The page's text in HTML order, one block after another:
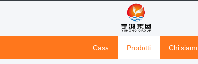
Casa Prodotti Chi